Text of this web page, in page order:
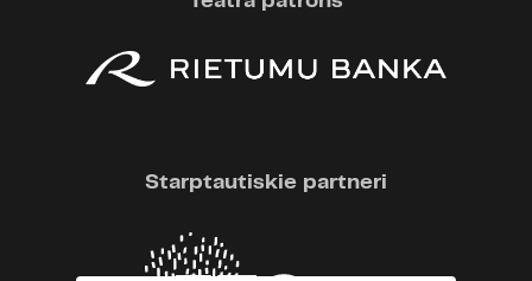
Starptautiskie partneri